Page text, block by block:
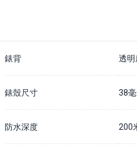
錶背 透
錶殼尺寸 38
防水深度 200